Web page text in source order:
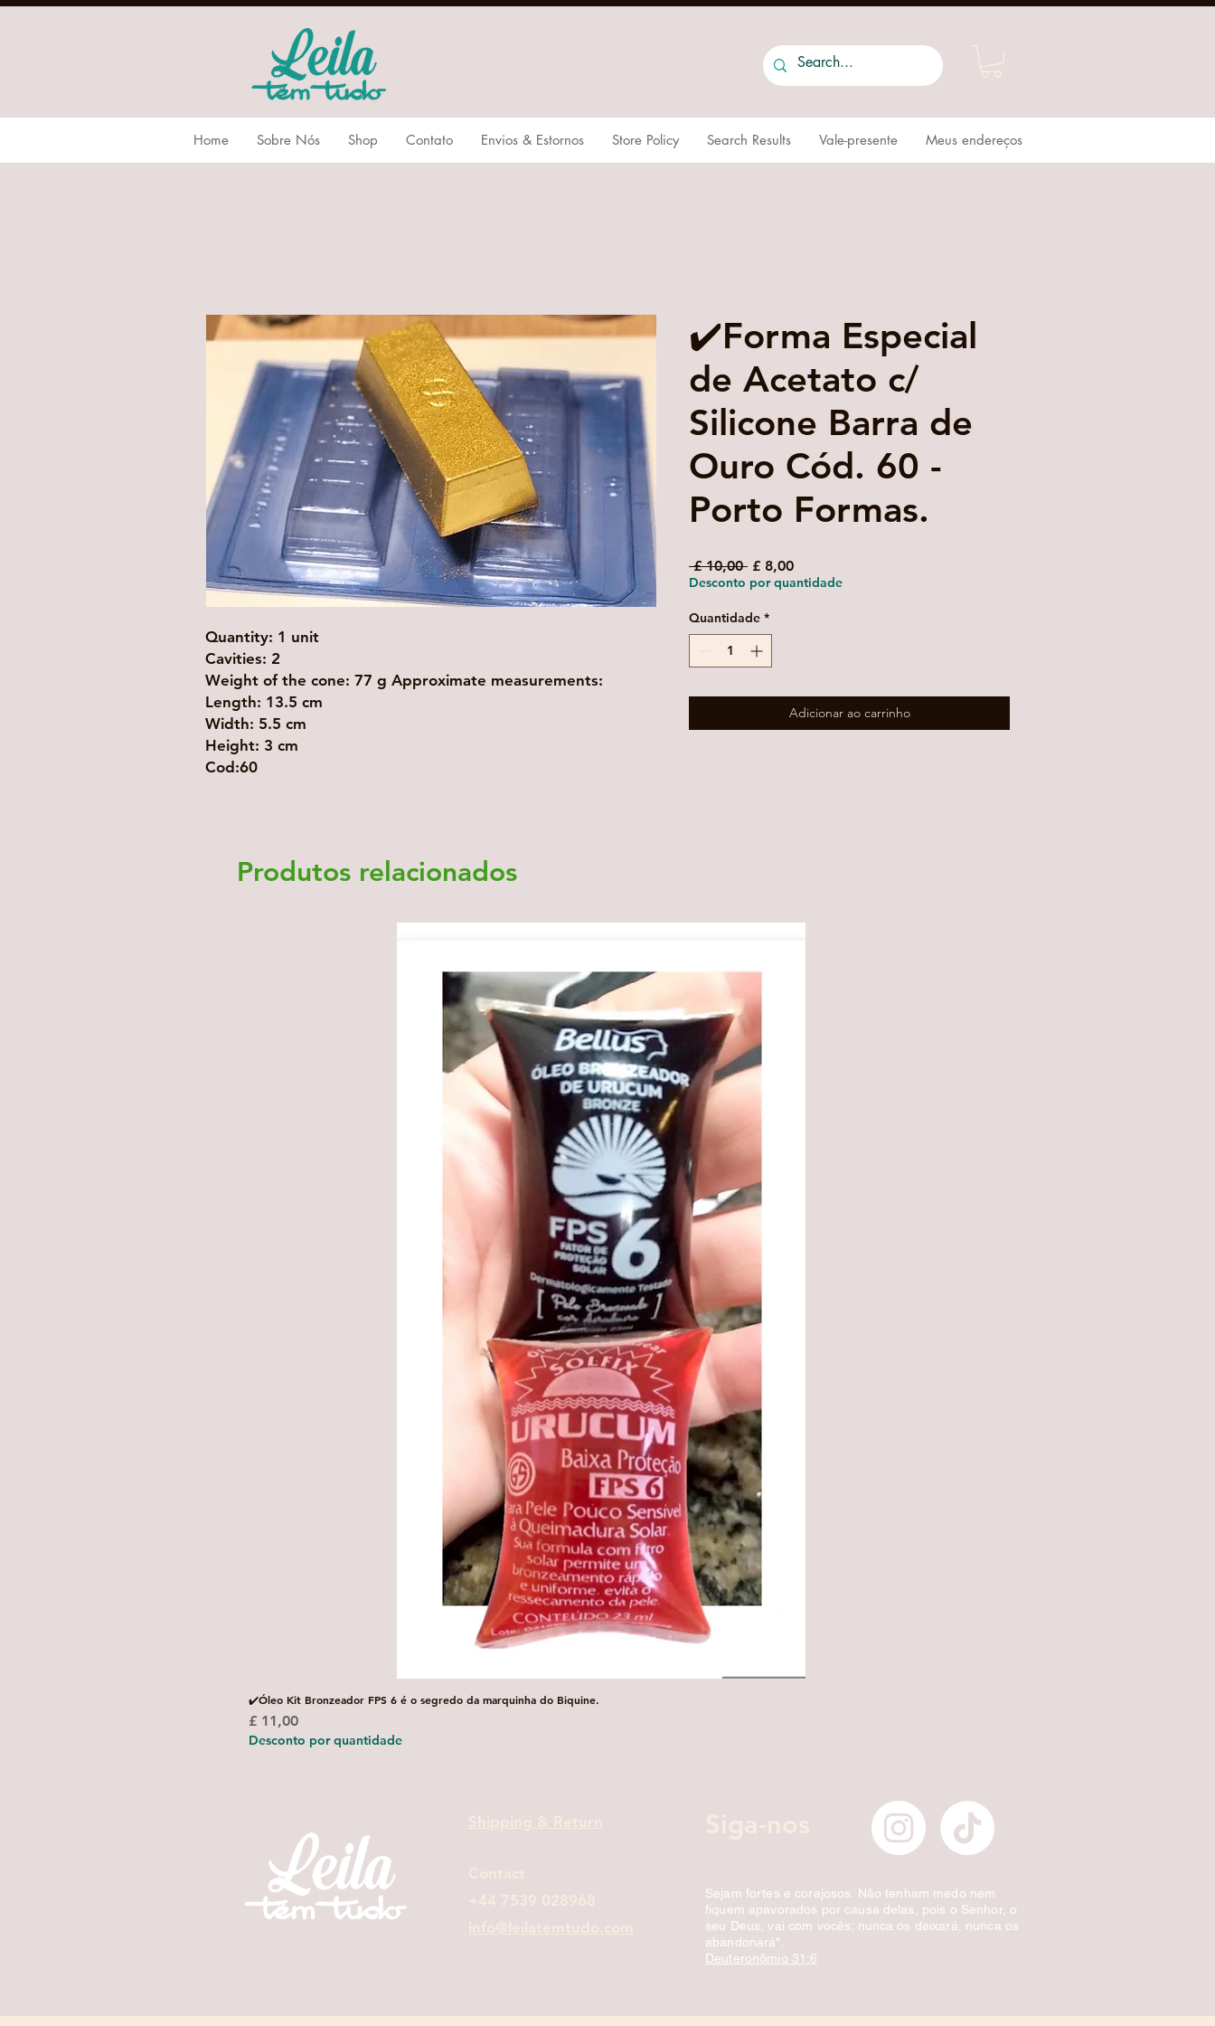
Home Sobre Nós Shop Contato Envios & Estornos Store Policy Search Results Vale-presente Meus endereços
Quantity: 1 unit
Cavities: 2
Weight of the cone: 77 g Approximate measurements:
Length: 13.5 cm
Width: 5.5 cm
Height: 3 cm
Cod:60
✔️Forma Especial
de Acetato c/
Silicone Barra de
Ouro Cód. 60 -
Porto Formas.
£ 10,00 Preço
normal
£ 8,00Preço
promocional
Desconto por quantidade
Quantidade *
Adicionar ao carrinho
Produtos relacionados
Visualização rápida
✔️Óleo Kit Bronzeador FPS 6 é o segredo da marquinha do Biquine.
Preço
£ 11,00
Desconto por quantidade
Sejam fortes e corajosos. Não tenham medo nem
fiquem apavorados por causa delas, pois o Senhor, o
seu Deus, vai com vocês; nunca os deixará, nunca os
abandonará".
Deuteronômio 31:6